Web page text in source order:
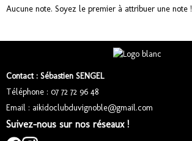
Aucune note. Soyez le premier à attribuer une note !
Contact : Sébastien SENGEL
Téléphone : 07 72 72 96 48
Email : aikidoclubduvignoble@gmail.com
Suivez-nous sur nos réseaux !